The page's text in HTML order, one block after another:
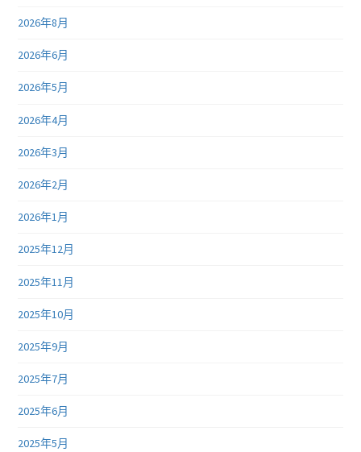
2026年8月
2026年6月
2026年5月
2026年4月
2026年3月
2026年2月
2026年1月
2025年12月
2025年11月
2025年10月
2025年9月
2025年7月
2025年6月
2025年5月